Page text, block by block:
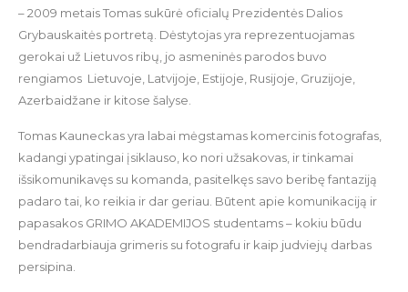
– 2009 metais Tomas sukūrė oficialų Prezidentės Dalios
Grybauskaitės portretą. Dėstytojas yra reprezentuojamas
gerokai už Lietuvos ribų, jo asmeninės parodos buvo
rengiamos Lietuvoje, Latvijoje, Estijoje, Rusijoje, Gruzijoje,
Azerbaidžane ir kitose šalyse.
Tomas Kauneckas yra labai mėgstamas komercinis fotografas,
kadangi ypatingai įsiklauso, ko nori užsakovas, ir tinkamai
išsikomunikavęs su komanda, pasitelkęs savo beribę fantaziją
padaro tai, ko reikia ir dar geriau. Būtent apie komunikaciją ir
papasakos GRIMO AKADEMIJOS studentams – kokiu būdu
bendradarbiauja grimeris su fotografu ir kaip judviejų darbas
persipina.